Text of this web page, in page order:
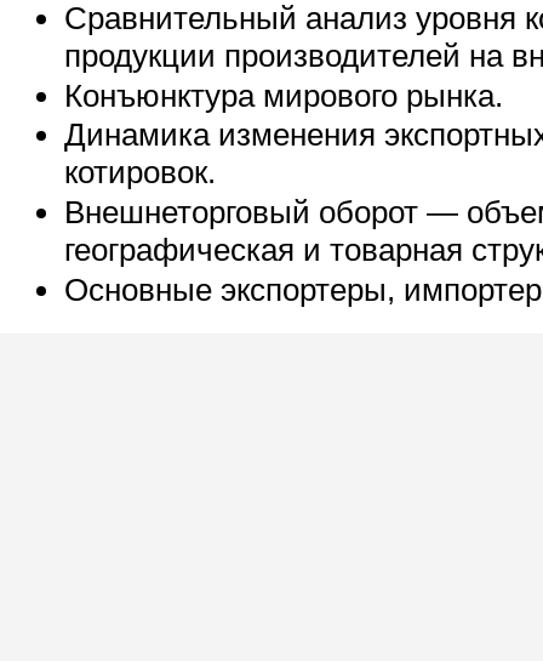
Сравнительный анализ уровня
продукции производителей на
Конъюнктура мирового рынка.
Динамика изменения
котировок.
Внешнеторговый оборот —
географическая и товарная
Основные экспортеры,